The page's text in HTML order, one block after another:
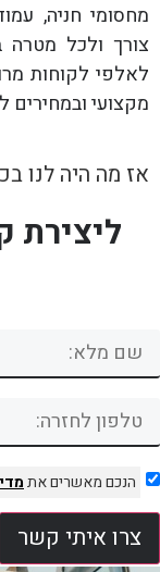
מחסומי חניה,
צורך ולכל
לאלפי לקוחות
מקצועי ובמחירים
אז מה היה לנו
ליצירת
הנכם מאשרים את
צרו איתי קשר